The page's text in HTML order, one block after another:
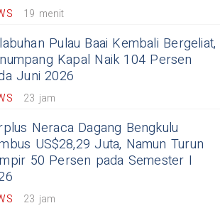
19 menit
Pulau Baai Kembali Bergeliat,
Kapal Naik 104 Persen
Juni 2026
23 jam
Neraca Dagang Bengkulu
US$28,29 Juta, Namun Turun
50 Persen pada Semester I
23 jam